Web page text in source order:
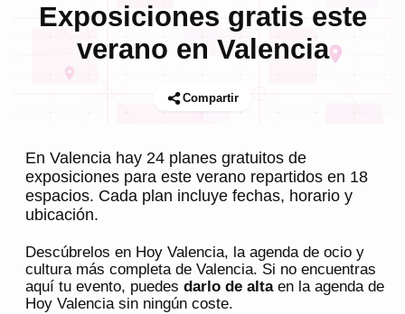
Exposiciones gratis este
verano en Valencia
Compartir
En Valencia hay 24 planes gratuitos de
exposiciones para este verano repartidos en 18
espacios. Cada plan incluye fechas, horario y
ubicación.
Descúbrelos en Hoy Valencia, la agenda de ocio y
cultura más completa de Valencia. Si no encuentras
aquí tu evento, puedes darlo de altaen la agenda de
Hoy Valenciasin ningún coste.